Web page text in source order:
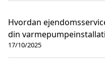
Hvordan
din
17/10/2025